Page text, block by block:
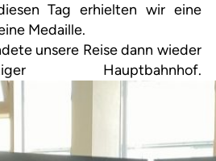
Tag erhielten wir eine
Medaille.
unsere Reise dann wieder
Hauptbahnhof.